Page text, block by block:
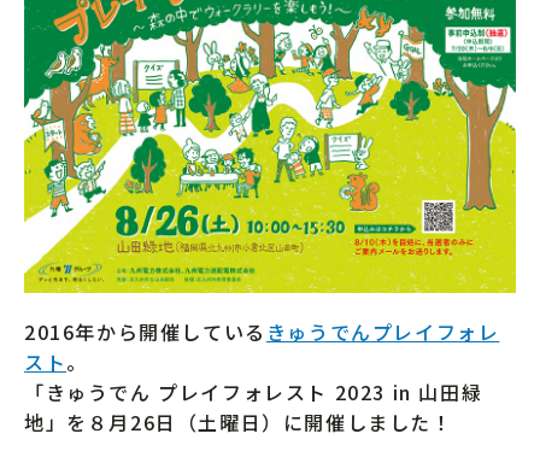
2016年から開催している きゅうでんプレイフォレ
スト。
「きゅうでん プレイフォレスト 2023 in 山田緑
地」を８月26日（土曜日）に開催しました！